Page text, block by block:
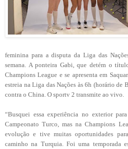
feminina para a disputa da Liga das
semana. A ponteira Gabi, que detém o
Champions League e se apresenta em
estreia na Liga das Nações às 6h (horário de
contra o China. O sportv 2 transmite ao vivo.
“Busquei essa experiência no exterior
Campeonato Turco, mas na Champions
evolução e tive muitas oportunidades
caminho na Turquia. Foi uma temporada